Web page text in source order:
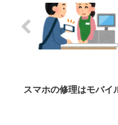
スマホの修理はモバイ